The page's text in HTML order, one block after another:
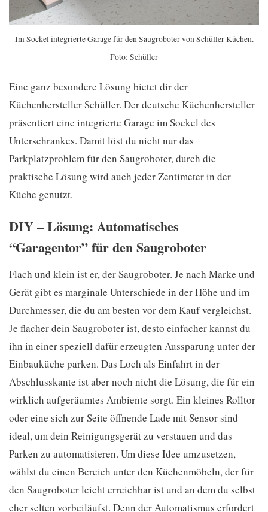
Im Sockel integrierte Garage für den Saugroboter von Schüller Küchen.
Foto: Schüller
Eine ganz besondere Lösung bietet dir der
Küchenhersteller Schüller. Der deutsche Küchenhersteller
präsentiert eine integrierte Garage im Sockel des
Unterschrankes. Damit löst du nicht nur das
Parkplatzproblem für den Saugroboter, durch die
praktische Lösung wird auch jeder Zentimeter in der
Küche genutzt.
DIY – Lösung: Automatisches
“Garagentor” für den Saugroboter
Flach und klein ist er, der Saugroboter. Je nach Marke und
Gerät gibt es marginale Unterschiede in der Höhe und im
Durchmesser, die du am besten vor dem Kauf vergleichst.
Je flacher dein Saugroboter ist, desto einfacher kannst du
ihn in einer speziell dafür erzeugten Aussparung unter der
Einbauküche parken. Das Loch als Einfahrt in der
Abschlusskante ist aber noch nicht die Lösung, die für ein
wirklich aufgeräumtes Ambiente sorgt. Ein kleines Rolltor
oder eine sich zur Seite öffnende Lade mit Sensor sind
ideal, um dein Reinigungsgerät zu verstauen und das
Parken zu automatisieren. Um diese Idee umzusetzen,
wählst du einen Bereich unter den Küchenmöbeln, der für
den Saugroboter leicht erreichbar ist und an dem du selbst
eher selten vorbeiläufst. Denn der Automatismus erfordert